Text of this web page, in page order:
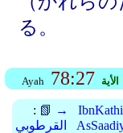
る。
Ayah 78:27 الأية
: 📗 →
القرطوبي